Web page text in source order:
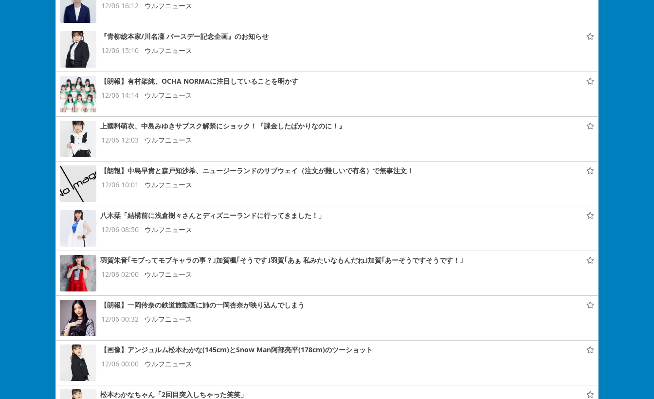
12/06 16:12
ウルフニュース
『青柳総本家/川名凜 バースデー記念企画』のお知らせ
12/06 15:10
ウルフニュース
【朗報】有村架純、OCHA NORMAに注目していることを明かす
12/06 14:14
ウルフニュース
上國料萌衣、中島みゆきサブスク解禁にショック！『課金したばかりなのに！』
12/06 12:03
ウルフニュース
【朗報】中島早貴と森戸知沙希、ニュージーランドのサブウェイ（注文が難しいで有名）で無事注文！
12/06 10:01
ウルフニュース
八木栞「結構前に浅倉樹々さんとディズニーランドに行ってきました！」
12/06 08:50
ウルフニュース
羽賀朱音｢モブってモブキャラの事？｣加賀楓｢そうです｣羽賀｢あぁ 私みたいなもんだね｣加賀｢あーそうですそうです！｣
12/06 02:00
ウルフニュース
【朗報】一岡伶奈の鉄道旅動画に姉の一岡杏奈が映り込んでしまう
12/06 00:32
ウルフニュース
【画像】アンジュルム松本わかな(145cm)とSnow Man阿部亮平(178cm)のツーショット
12/06 00:00
ウルフニュース
松本わかなちゃん「2回目突入しちゃった笑笑」